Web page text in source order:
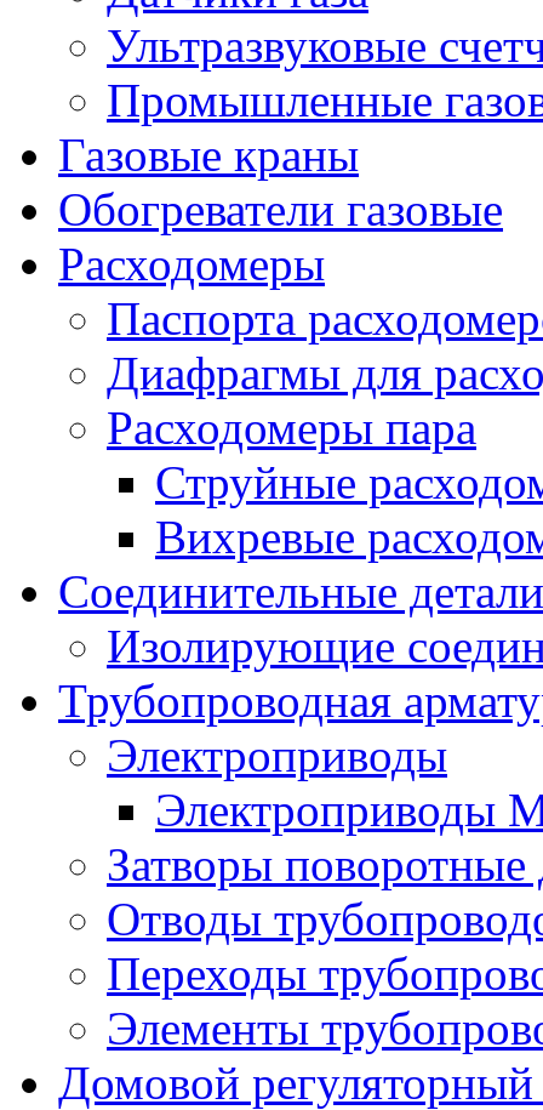
Ультразвуковые
Промышленные
Газовые краны
Обогреватели газовые
Расходомеры
Паспорта
Диафрагмы для
Расходомеры пара
Струйные
Вихревые
Соединительные детали
Изолирующие
Трубопроводная
Электроприводы
Электроприводы
Затворы поворотные
Отводы
Переходы
Элементы
Домовой